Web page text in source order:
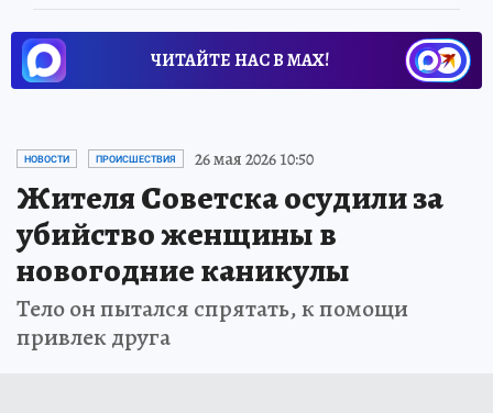
ЧИТАЙТЕ НАС В МАХ!
НОВОСТИ ПРОИСШЕСТВИЯ 26 мая 2026 10:50
Жителя Советска осудили за
убийство женщины в
новогодние каникулы
Тело он пытался спрятать, к помощи
привлек друга